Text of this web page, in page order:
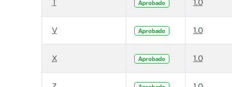
V Aprobado 1.0
X 1.0
Z Aprobado 1.0